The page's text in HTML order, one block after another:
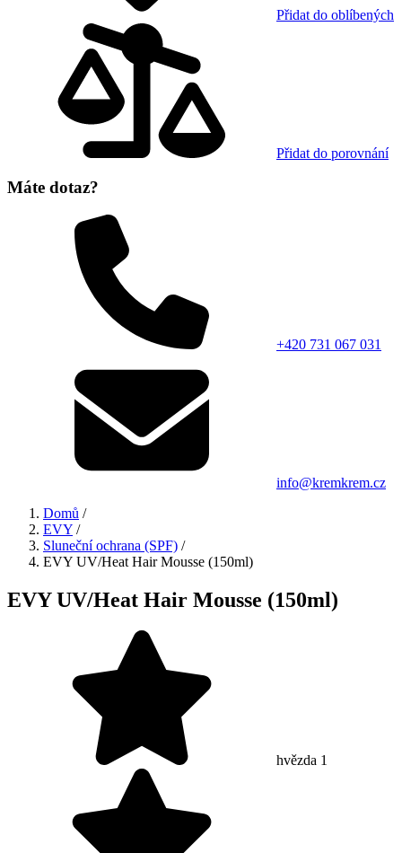
Přidat do oblíbených
Přidat do porovnání
Máte dotaz?
+420 731 067 031
info@kremkrem.cz
Domů /
EVY /
Sluneční ochrana (SPF) /
EVY UV/Heat Hair Mousse (150ml)
EVY UV/Heat Hair Mousse (150ml)
hvězda 1